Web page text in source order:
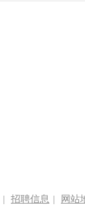
| 招聘信息 | 网站